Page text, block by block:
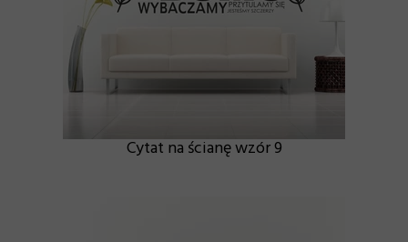
Cytat na ścianę wzór 9